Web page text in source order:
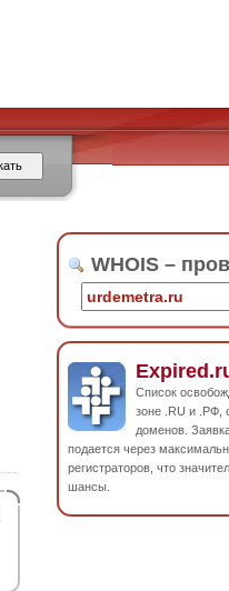
WHOIS –
Список
зоне .RU и .РФ,
доменов.
подается через
регистраторов, что
шансы.